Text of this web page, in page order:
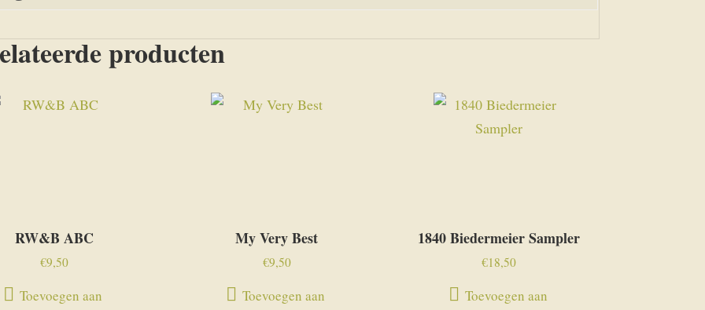
producten
RW&B ABC
€9,50
Toevoegen aan
My Very Best
€9,50
Toevoegen aan
1840 Biedermeier Sampler
€18,50
Toevoegen aan